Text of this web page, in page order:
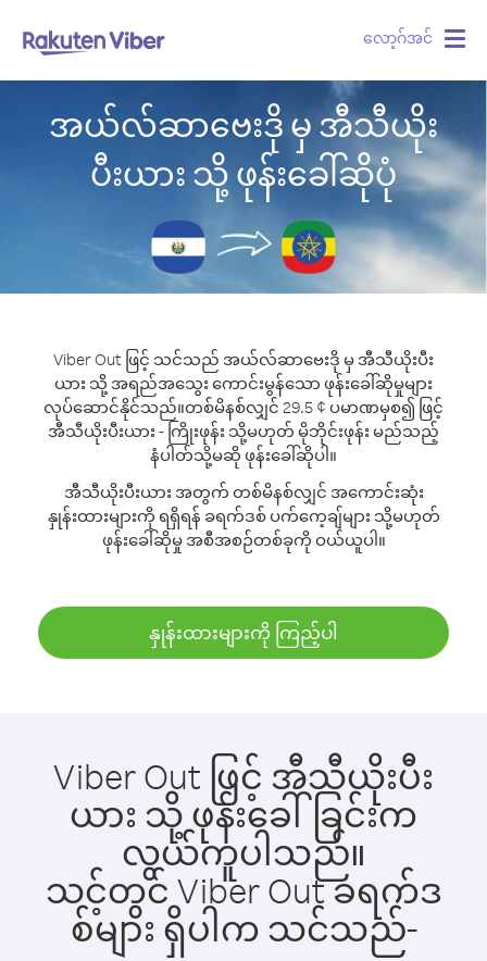
လော့ဂ်အင်
အယ်လ်ဆာဗေးဒို မှ အီသီယိုး
ပီးယား သို့ ဖုန်းခေါ်ဆိုပုံ
Viber Out ဖြင့် သင်သည် အယ်လ်ဆာဗေးဒို မှ အီသီယိုးပီး
ယား သို့ အရည်အသွေး ကောင်းမွန်သော ဖုန်းခေါ်ဆိုမှုများ
လုပ်ဆောင်နိုင်သည်။တစ်မိနစ်လျှင် 29.5 ¢ ပမာဏမှစ၍ ဖြင့်
အီသီယိုးပီးယား - ကြိုးဖုန်း သို့မဟုတ် မိုဘိုင်းဖုန်း မည်သည့်
နံပါတ်သို့မဆို ဖုန်းခေါ်ဆိုပါ။
အီသီယိုးပီးယား အတွက် တစ်မိနစ်လျှင် အကောင်းဆုံး
နှုန်းထားများကို ရရှိရန် ခရက်ဒစ် ပက်ကေ့ချ်များ သို့မဟုတ်
ဖုန်းခေါ်ဆိုမှု အစီအစဉ်တစ်ခုကို ဝယ်ယူပါ။
နှုန်းထားများကို ကြည့်ပါ
Viber Out ဖြင့် အီသီယိုးပီး
ယား သို့ ဖုန်းခေါ်ခြင်းက
လွယ်ကူပါသည်။
သင့်တွင် Viber Out ခရက်ဒ
စ်များ ရှိပါက သင်သည်-